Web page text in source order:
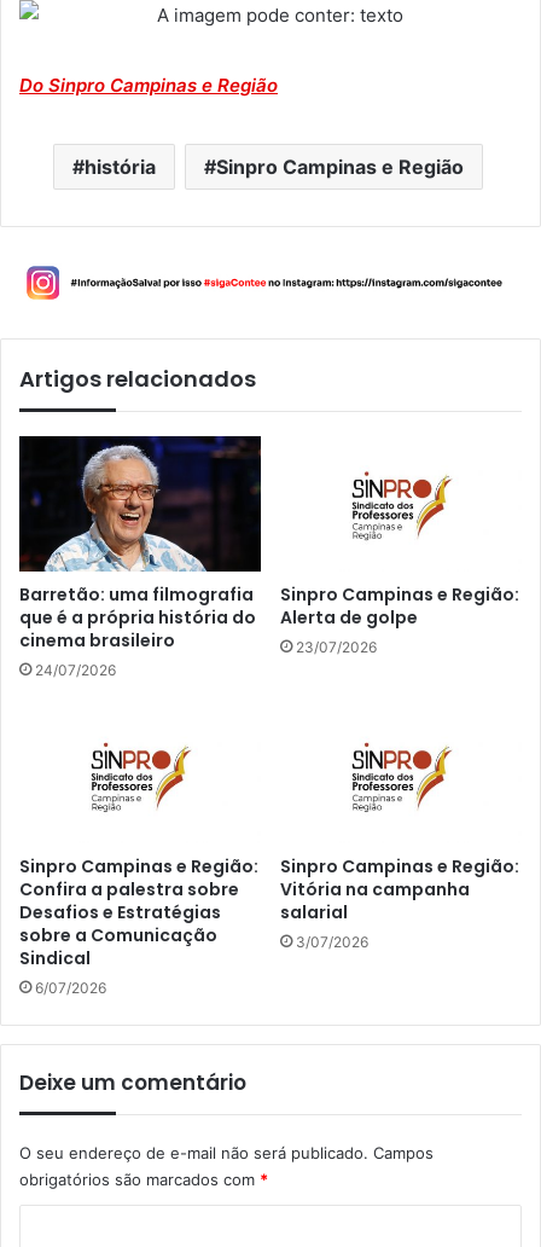
Do Sinpro Campinas e Região
história Sinpro Campinas e Região
Artigos relacionados
Barretão: uma filmografia
que é a própria história do
cinema brasileiro
24/07/2026
Sinpro Campinas e Região:
Alerta de golpe
23/07/2026
Sinpro Campinas e Região:
Confira a palestra sobre
Desafios e Estratégias
sobre a Comunicação
Sindical
6/07/2026
Sinpro Campinas e Região:
Vitória na campanha
salarial
3/07/2026
Deixe um comentário
O seu endereço de e-mail não será publicado. Campos
obrigatórios são marcados com *